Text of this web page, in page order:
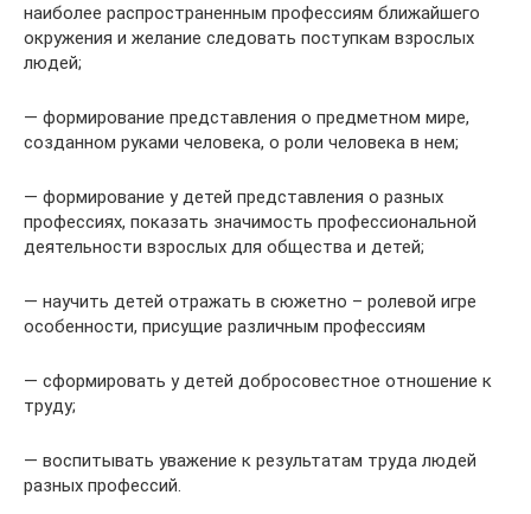
наиболее распространенным профессиям ближайшего
окружения и желание следовать поступкам взрослых
людей;
— формирование представления о предметном мире,
созданном руками человека, о роли человека в нем;
— формирование у детей представления о разных
профессиях, показать значимость профессиональной
деятельности взрослых для общества и детей;
— научить детей отражать в сюжетно – ролевой игре
особенности, присущие различным профессиям
— сформировать у детей добросовестное отношение к
труду;
— воспитывать уважение к результатам труда людей
разных профессий.